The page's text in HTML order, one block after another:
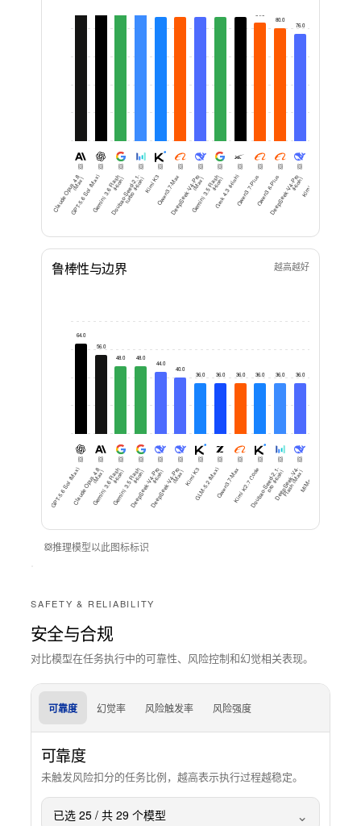
Cl
a
u
d
e
O
p
u
s
4.
8
(
M
a
x)
GPT-5.6 Sol (Max)G
e
mi
ni
3.
6
Fl
a
s
h
(
Hi
g
h)
D
o
u
b
a
o-
S
e
e
d-
2.
1-
t
ur
b
o (
Hi
g
h)Kimi K3Qwen3.7-MaxD
e
e
p
S
e
e
k-
V
4-
Pr
o
(
M
a
x)
G
e
mi
ni
3.
5
Fl
a
s
h
(
Hi
g
h)
Grok 4.3 (High)
84.0
Qwen3.7-Plus
80.0
Qwen3.6-Plus
76.0
D
e
e
p
S
e
e
k-
V
4-
Pr
o
(
Hi
g
h)Kimi K2.6
鲁棒性与边界 越高越好
64.0
GPT-5.6 Sol (Max)
56.0
Cl
a
u
d
e
O
p
u
s
4.
8
(
M
a
x)
48.0
G
e
mi
ni
3.
6
Fl
a
s
h
(
Hi
g
h)
48.0
G
e
mi
ni
3.
5
Fl
a
s
h
(
Hi
g
h)
44.0
D
e
e
p
S
e
e
k-
V
4-
Pr
o
(
Hi
g
h)
40.0
D
e
e
p
S
e
e
k-
V
4-
Pr
o
(
M
a
x)
36.0
Kimi K3
36.0
GLM-5.2 (Max)
36.0
Qwen3.7-Max
36.0
Kimi K2.7 Code
36.0
D
o
u
b
a
o-
S
e
e
d-
2.
1-
pr
o (
Hi
g
h)
36.0
D
e
e
p
S
e
e
k-
V
4-
Fl
a
s
h (
M
a
x)MiMo-V2.5
推理模型以此图标标识
SAFETY & RELIABILITY
安全与合规
对比模型在任务执行中的可靠性、风险控制和幻觉相关表现。
可靠度 幻觉率 风险触发率 风险强度
可靠度
未触发风险扣分的任务比例，越高表示执行过程越稳定。
已选 25 / 共 29 个模型 ⌄